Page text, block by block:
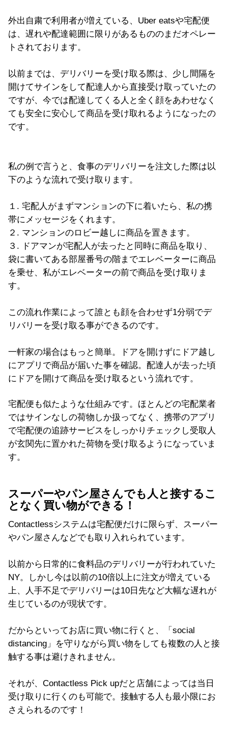
外出自粛で利用者が増えている、Uber eatsや宅配便
は、遅れや配達範囲に限りがあるもののまだオペレー
トされております。
以前までは、デリバリーを受け取る際は、少し間隔を
開けてサインをして配達人から直接受け取っていたの
ですが、今では配達してくる人と全く顔をあわせなく
ても安全に安心して商品を受け取れるようになったの
です。
私の例で言うと、食事のデリバリーを注文した際は以
下のような流れで受け取ります。
１. 宅配人がまずマンションの下に着いたら、私の携
帯にメッセージをくれます。
２. マンションのロビー越しに商品を置きます。
３. ドアマンが宅配人が去ったと同時に商品を取り、
袋に書いてある部屋番号の階までエレベーターに商品
を乗せ、私がエレベーターの前で商品を受け取りま
す。
この流れ作業によって誰とも顔を合わせず1分弱でデ
リバリーを受け取る事ができるのです。
一軒家の場合はもっと簡単。ドアを開けずにドア越し
にアプリで商品が届いた事を確認。配達人が去った頃
にドアを開けて商品を受け取るという流れです。
宅配便も似たような仕組みです。ほとんどの宅配業者
ではサインなしの荷物しか扱ってなく、携帯のアプリ
で宅配便の追跡サービスをしっかりチェックし受取人
が玄関先に置かれた荷物を受け取るようになっていま
す。
スーパーやパン屋さんでも人と接するこ
となく買い物ができる！
Contactlessシステムは宅配便だけに限らず、スーパー
やパン屋さんなどでも取り入れられています。
以前から日常的に食料品のデリバリーが行われていた
NY。しかし今は以前の10倍以上に注文が増えている
上、人手不足でデリバリーは10日先など大幅な遅れが
生じているのが現状です。
だからといってお店に買い物に行くと、「social
distancing」を守りながら買い物をしても複数の人と接
触する事は避けきれません。
それが、Contactless Pick upだと店舗によっては当日
受け取りに行くのも可能で。接触する人も最小限にお
さえられるのです！